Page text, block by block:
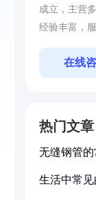
成立，主营
经验丰富，
在线
热门文章
无缝钢管
生活中常